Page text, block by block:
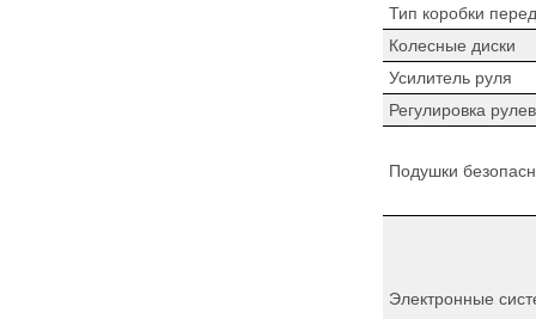
Тип коробки
Колесные диски
Усилитель руля
Регулировка
Подушки
Электронные